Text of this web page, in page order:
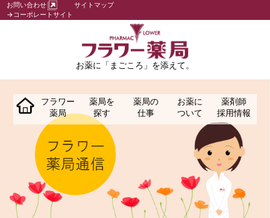
お薬に「まごころ」を添えて。
フラワー
薬局
薬局を
探す
薬局の
仕事
お薬に
ついて
薬剤師
採用情報
お問い合わせ
サイトマップ
→コーポレートサイト